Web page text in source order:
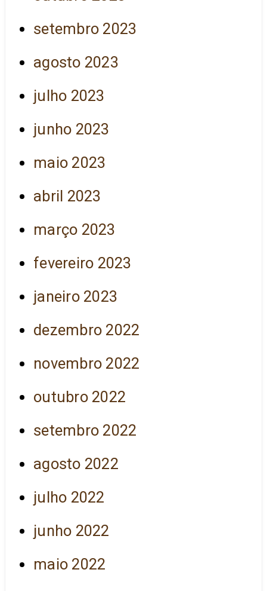
setembro 2023
agosto 2023
julho 2023
junho 2023
maio 2023
abril 2023
março 2023
fevereiro 2023
janeiro 2023
dezembro 2022
novembro 2022
outubro 2022
setembro 2022
agosto 2022
julho 2022
junho 2022
maio 2022